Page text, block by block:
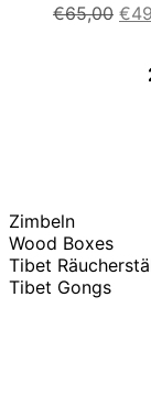
€65,00 €
Zimbeln
Wood Boxes
Tibet
Tibet Gongs